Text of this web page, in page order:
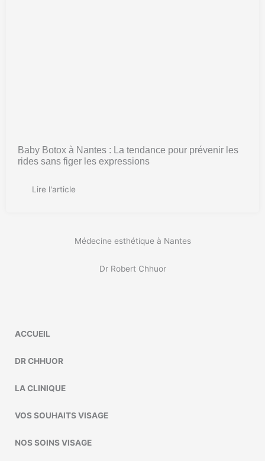
Baby Botox à Nantes : La tendance pour prévenir les
rides sans figer les expressions
Lire l'article
Médecine esthétique à Nantes
Dr Robert Chhuor
ACCUEIL
DR CHHUOR
LA CLINIQUE
VOS SOUHAITS VISAGE
NOS SOINS VISAGE